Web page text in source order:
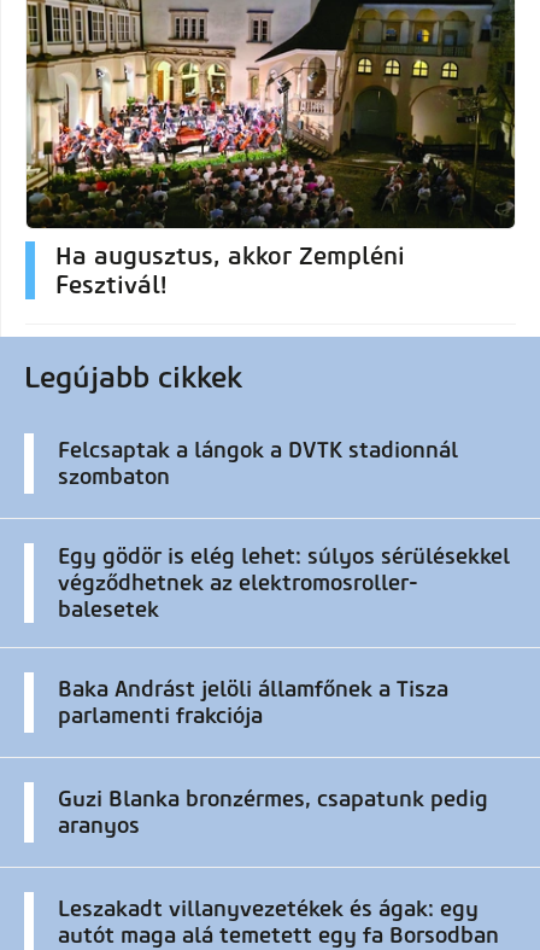
Ha augusztus, akkor Zempléni
Fesztivál!
Legújabb cikkek
Felcsaptak a lángok a DVTK stadionnál
szombaton
Egy gödör is elég lehet: súlyos sérülésekkel
végződhetnek az elektromosroller-
balesetek
Baka Andrást jelöli államfőnek a Tisza
parlamenti frakciója
Guzi Blanka bronzérmes, csapatunk pedig
aranyos
Leszakadt villanyvezetékek és ágak: egy
autót maga alá temetett egy fa Borsodban